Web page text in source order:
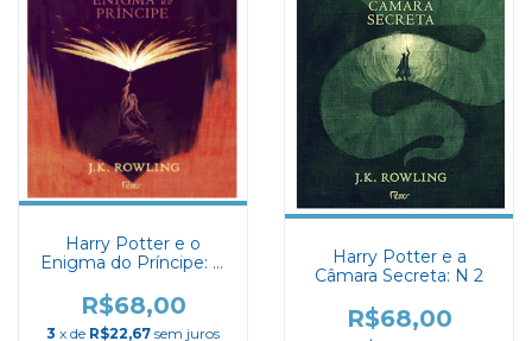
Harry Potter e o
Enigma do Príncipe: N
R$68,00
3 x de R$22,67 sem juros
Harry Potter e a
Câmara Secreta: N 2
R$68,00